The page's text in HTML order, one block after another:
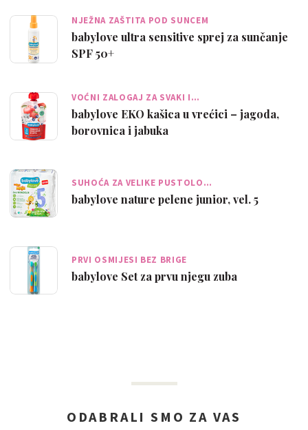
NJEŽNA ZAŠTITA POD SUNCEM
babylove ultra sensitive sprej za sunčanje
SPF 50+
VOĆNI ZALOGAJ ZA SVAKI I…
babylove EKO kašica u vrećici – jagoda,
borovnica i jabuka
SUHOĆA ZA VELIKE PUSTOLO…
babylove nature pelene junior, vel. 5
PRVI OSMIJESI BEZ BRIGE
babylove Set za prvu njegu zuba